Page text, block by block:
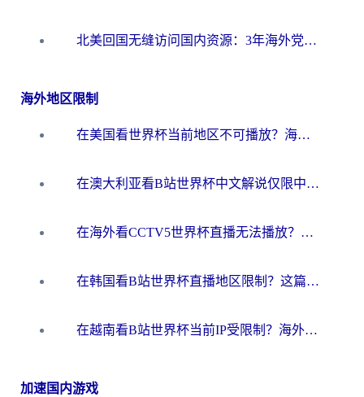
北美回国无缝访问国内资源：3年海外党亲测的加速器选择指南
海外地区限制
在美国看世界杯当前地区不可播放？海外党体育观赛终极指南来了！
在澳大利亚看B站世界杯中文解说仅限中国大陆？这篇指南帮你打破限制看遍赛事
在海外看CCTV5世界杯直播无法播放？这篇指南让你和国内球迷同步呐喊
在韩国看B站世界杯直播地区限制？这篇指南让你告别“当前地区不可播放”
在越南看B站世界杯当前IP受限制？海外党体育观赛终极指南来了
加速国内游戏